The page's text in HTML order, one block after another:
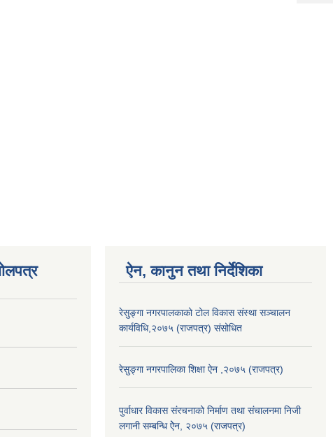
ऐन, कानुन तथा निर्देशिका
रेसुङ्गा नगरपालकाको टोल विकास संस्था सञ्चालन
कार्यविधि,२०७५ (राजपत्र) संसोधित
रेसुङ्गा नगरपालिका शिक्षा ऐन ,२०७५ (राजपत्र)
पुर्वाधार विकास संरचनाको निर्माण तथा स‌ंचालनमा निजी
लगानी सम्बन्धि ऐेन, २०७५ (राजपत्र)